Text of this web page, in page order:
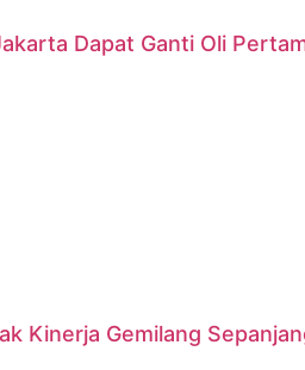
Dapat Ganti Oli
Kinerja Gemilang